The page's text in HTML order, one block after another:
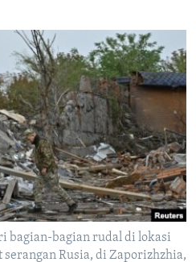
bagian-bagian rudal di lokasi
Rusia, di Zaporizhzhia,